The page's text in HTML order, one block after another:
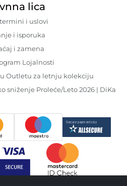
lica
i uslovi
i isporuka
i zamena
Lojalnosti
Outletu za letnju kolekciju
sniženje Proleće/Leto 2026 | DiKa